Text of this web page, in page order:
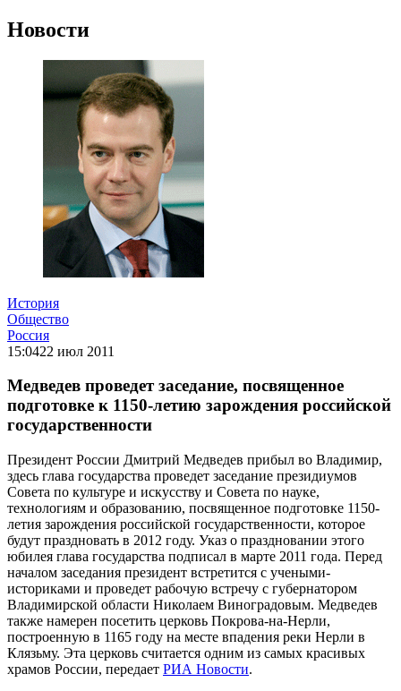
Новости
История
Общество
Россия
15:0422 июл 2011
Медведев проведет заседание, посвященное
подготовке к 1150-летию зарождения российской
государственности
Президент России Дмитрий Медведев прибыл во Владимир,
здесь глава государства проведет заседание президиумов
Совета по культуре и искусству и Совета по науке,
технологиям и образованию, посвященное подготовке 1150-
летия зарождения российской государственности, которое
будут праздновать в 2012 году. Указ о праздновании этого
юбилея глава государства подписал в марте 2011 года. Перед
началом заседания президент встретится с учеными-
историками и проведет рабочую встречу с губернатором
Владимирской области Николаем Виноградовым. Медведев
также намерен посетить церковь Покрова-на-Нерли,
построенную в 1165 году на месте впадения реки Нерли в
Клязьму. Эта церковь считается одним из самых красивых
храмов России, передает РИА Новости.